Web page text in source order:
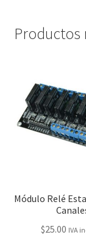
Módulo Relé
$25.00 IVA